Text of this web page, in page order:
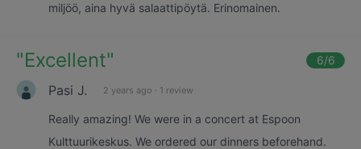
miljöö, aina hyvä salaattipöytä. Erinomainen.
"Excellent" 6/6
Pasi J. 2 years ago · 1 review
Really amazing! We were in a concert at Espoon
Kulttuurikeskus. We ordered our dinners beforehand.